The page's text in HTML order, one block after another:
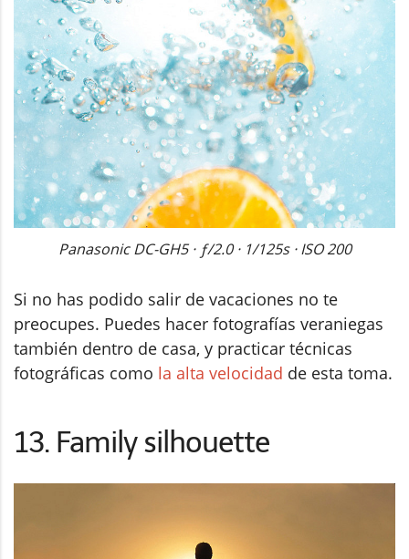
Panasonic DC-GH5 · ƒ/2.0 · 1/125s · ISO 200
Si no has podido salir de vacaciones no te
preocupes. Puedes hacer fotografías veraniegas
también dentro de casa, y practicar técnicas
fotográficas como la alta velocidad de esta toma.
13. Family silhouette